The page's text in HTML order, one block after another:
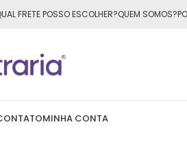
todo o Brasil nas compras acima
FRETE POSSO ESCOLHER?QUEM SOMOS?
MINHA CONTA